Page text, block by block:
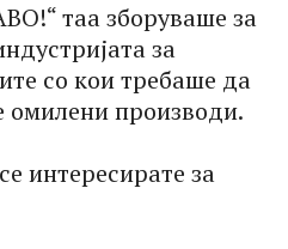
таа зборуваше за
за
со кои требаше да
омилени производи.
интересирате за